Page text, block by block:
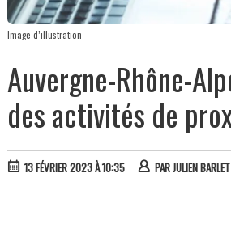
Image d’illustration
Auvergne-Rhône-
des activités de
13 FÉVRIER 2023 À 10:35 PARJULIEN